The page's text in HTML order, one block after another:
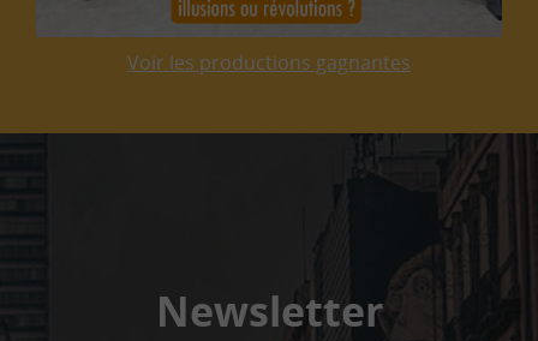
Voir les productions gagnantes
Newsletter